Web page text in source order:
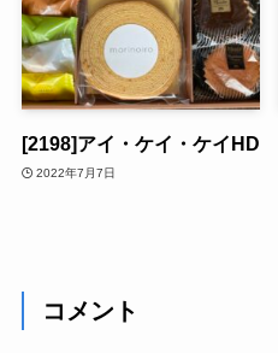
[2198]アイ・ケイ・ケイHD
2022年7月7日
コメント